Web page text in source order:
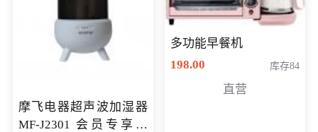
摩飞电器超声波加湿器
MF-J2301 会员专享价
多功能早餐机
198.00
库存84
直营